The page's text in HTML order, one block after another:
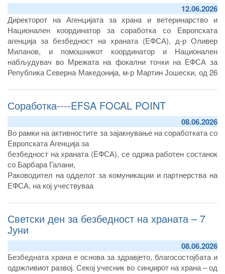
12.06.2026
Директорот на Агенцијата за храна и ветеринарство и
Национален координатор за соработка со Европската
агенција за безбедност на храната (ЕФСА), д-р Оливер
Миланов, и помошникот координатор и Национален
набљудувач во Мрежата на фокални точки на ЕФСА за
Република Северна Македонија, м-р Мартин Јошески, од 26
организирани од Европската агенција за безбедност на
храната (ЕФСА) и Управата за безбедност на храна,
ветеринарство и фитосанитарни работи на Црна Гора во
Подгорица.
Соработка----EFSA FOCAL POINT
08.06.2026
Во рамки на активностите за зајакнување на соработката со
Европската Агенција за
безбедност на храната (ЕФСА), се одржа работен состанок
со Барбара Галани,
Раководител на одделот за комуникации и партнерства на
ЕФСА, на кој учествуваа
вклучени во процесот на
собирање, обработка и доставување на податоци до ЕФСА.
Светски ден за безбедност на храната – 7
Јуни
08.06.2026
Безбедната храна е основа за здравјето, благосостојбата и
одржливиот развој. Секој учесник во синџирот на храна – од